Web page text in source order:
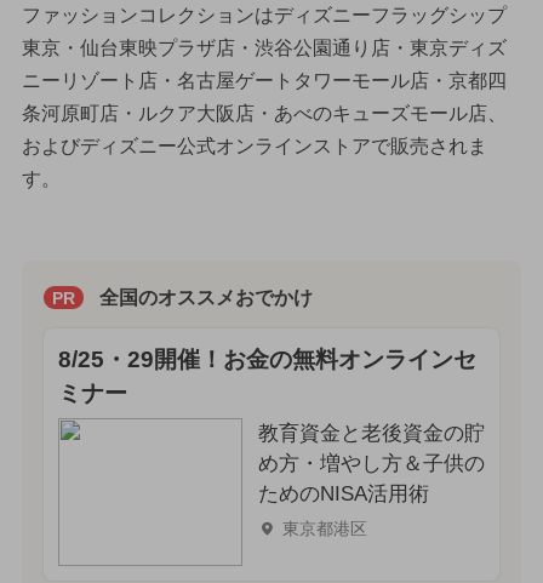
ファッションコレクションはディズニーフラッグシップ
東京・仙台東映プラザ店・渋谷公園通り店・東京ディズ
ニーリゾート店・名古屋ゲートタワーモール店・京都四
条河原町店・ルクア大阪店・あべのキューズモール店、
およびディズニー公式オンラインストアで販売されま
す。
PR 全国のオススメおでかけ
8/25・29開催！お金の無料オンラインセ
ミナー
教育資金と老後資金の貯
め方・増やし方＆子供の
ためのNISA活用術
東京都港区